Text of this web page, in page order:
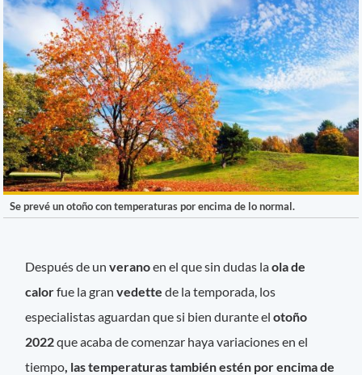
Se prevé un otoño con temperaturas por encima de lo normal.
Después de unveranoen el que sin dudas laola de
calorfue la granvedettede la temporada, los
especialistas aguardan que si bien durante elotoño
2022que acaba de comenzar haya variaciones en el
tiempo , las temperaturas también estén por encima de